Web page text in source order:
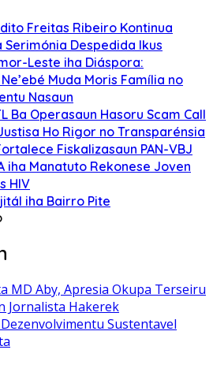
Freitas Ribeiro Kontinua
Despedida Ikus
Leste iha Diáspora:
Muda Moris Família no
Nasaun
Ba Operasaun Hasoru Scam Call
Ho Rigor no Transparénsia
Fiskalizasaun PAN-VBJ
iha Manatuto Rekonese Joven
HIV
iha Bairro Pite
MD Aby, Apresia Okupa Terseiru
Jornalista Hakerek
Sustentavel